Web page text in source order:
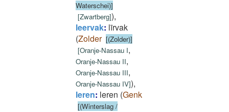
Waterschei)]
[Zwartberg]),
leervak: līrvak
(Zolder [(Zolder)]
[Oranje-Nassau I,
Oranje-Nassau II,
Oranje-Nassau III,
Oranje-Nassau IV]),
leren: leren (Genk
[(Winterslag /